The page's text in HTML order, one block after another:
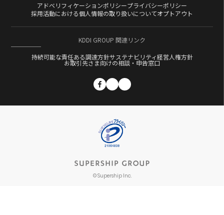
アドベリフィケーションポリシープライバシーポリシー
採用活動における個人情報の取り扱いについてオプトアウト
KDDI GROUP 関連リンク
持続可能な責任ある調達方針サステナビリティ経営人権方針
お取引先さま向けの相談・申告窓口
© Supership Inc.